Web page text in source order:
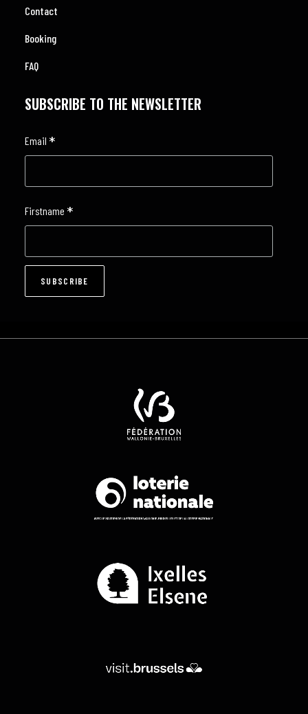
Contact
Booking
FAQ
SUBSCRIBE TO THE NEWSLETTER
Email *
Firstname *